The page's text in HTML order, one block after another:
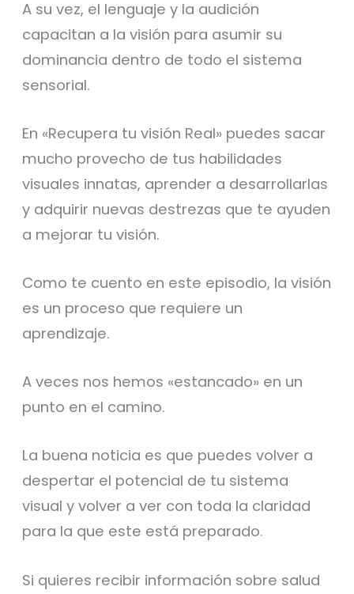
A su vez, el lenguaje y la audición
capacitan a la visión para asumir su
dominancia dentro de todo el sistema
sensorial.
En «Recupera tu visión Real» puedes sacar
mucho provecho de tus habilidades
visuales innatas, aprender a desarrollarlas
y adquirir nuevas destrezas que te ayuden
a mejorar tu visión.
Como te cuento en este episodio, la visión
es un proceso que requiere un
aprendizaje.
A veces nos hemos «estancado» en un
punto en el camino.
La buena noticia es que puedes volver a
despertar el potencial de tu sistema
visual y volver a ver con toda la claridad
para la que este está preparado.
Si quieres recibir información sobre salud